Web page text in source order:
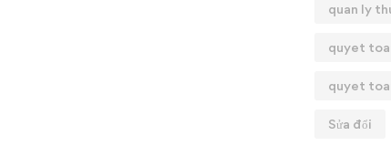
quan ly
quyet
quyet
Sửa đổi